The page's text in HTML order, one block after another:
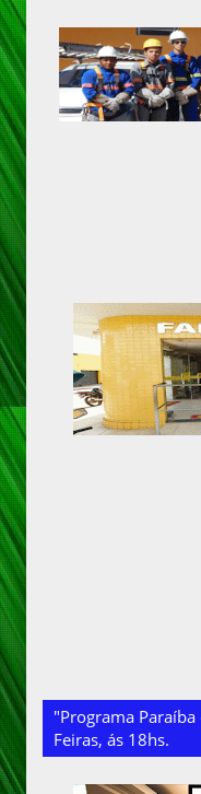
"Programa
Feiras, ás 18hs.